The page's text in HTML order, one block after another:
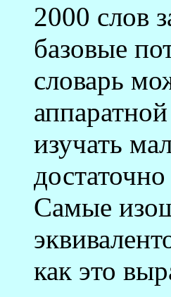
2000 слов
базовые
словарь
изучать
Самые
как это